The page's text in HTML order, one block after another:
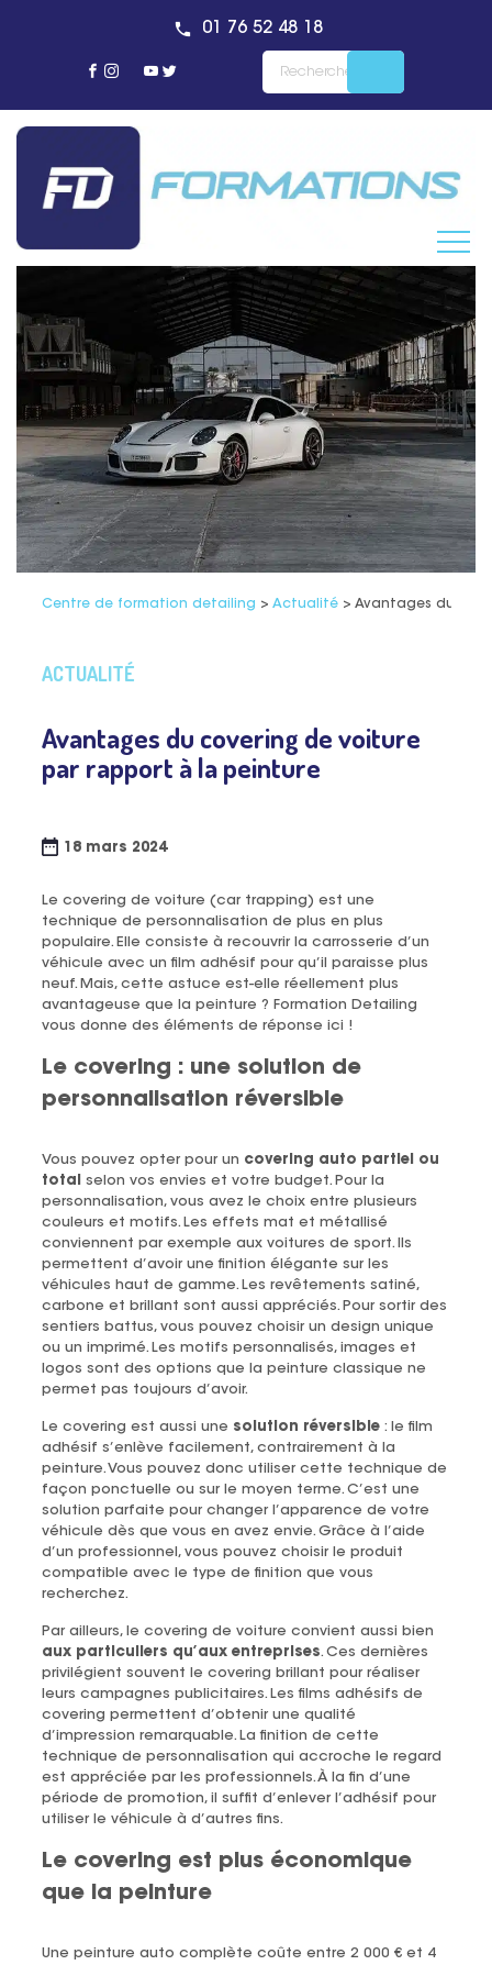
01 76 52 48 18
Centre de formation detailing > Actualité> Avantages du
ACTUALITÉ
Avantages du covering de voiture
par rapport à la peinture
18 mars 2024
Le covering de voiture (car trapping) est une
technique de personnalisation de plus en plus
populaire. Elle consiste à recouvrir la carrosserie d’un
véhicule avec un film adhésif pour qu’il paraisse plus
neuf. Mais, cette astuce est-elle réellement plus
avantageuse que la peinture ? Formation Detailing
vous donne des éléments de réponse ici !
Le covering : une solution de
personnalisation réversible
Vous pouvez opter pour un covering auto partiel ou
total
selon vos envies et votre budget. Pour la
personnalisation, vous avez le choix entre plusieurs
couleurs et motifs. Les effets mat et métallisé
conviennent par exemple aux voitures de sport. Ils
permettent d’avoir une finition élégante sur les
véhicules haut de gamme. Les revêtements satiné,
carbone et brillant sont aussi appréciés. Pour sortir des
sentiers battus, vous pouvez choisir un design unique
ou un imprimé. Les motifs personnalisés, images et
logos sont des options que la peinture classique ne
permet pas toujours d’avoir.
Le covering est aussi une solution réversible: le film
adhésif s’enlève facilement, contrairement à la
peinture. Vous pouvez donc utiliser cette technique de
façon ponctuelle ou sur le moyen terme. C’est une
solution parfaite pour changer l’apparence de votre
véhicule dès que vous en avez envie. Grâce à l’aide
d’un professionnel, vous pouvez choisir le produit
compatible avec le type de finition que vous
recherchez.
Par ailleurs, le covering de voiture convient aussi bien
aux particuliers qu’aux entreprises. Ces dernières
privilégient souvent le covering brillant pour réaliser
leurs campagnes publicitaires. Les films adhésifs de
covering permettent d’obtenir une qualité
d’impression remarquable. La finition de cette
technique de personnalisation qui accroche le regard
est appréciée par les professionnels. À la fin d’une
période de promotion, il suffit d’enlever l’adhésif pour
utiliser le véhicule à d’autres fins.
Le covering est plus économique
que la peinture
Une peinture auto complète coûte entre 2 000 € et 4